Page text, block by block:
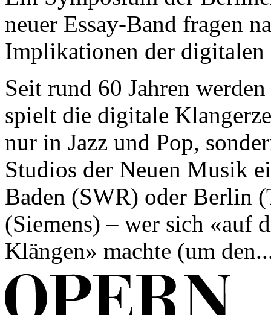
neuer Essay-Band fragen
Implikationen der
Seit rund 60 Jahren
spielt die digitale
nur in Jazz und Pop,
Studios der Neuen Musik
Baden (SWR) oder Berlin
(Siemens) – wer sich «auf
Klängen» machte (um